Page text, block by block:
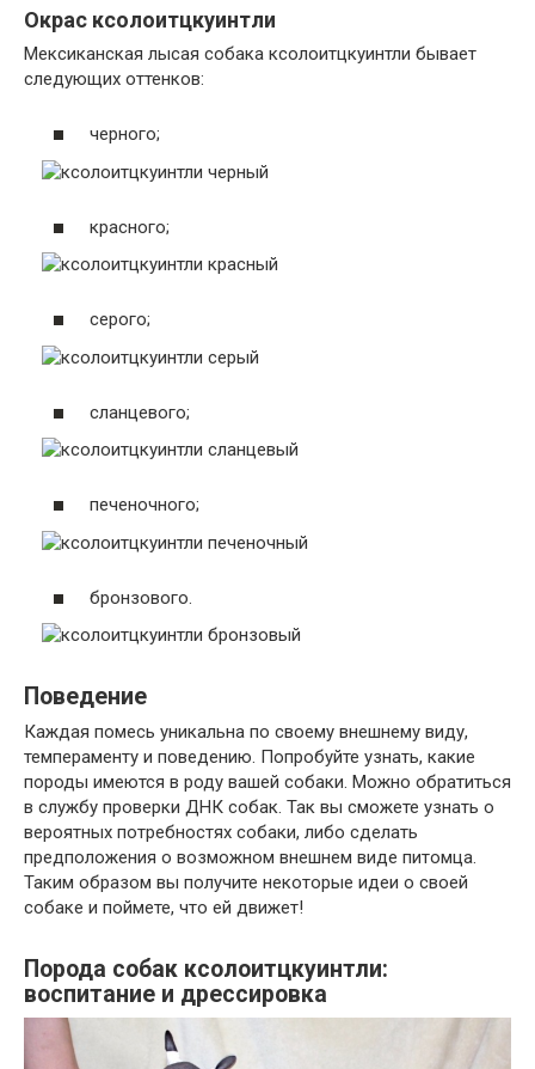
Окрас ксолоитцкуинтли
Мексиканская лысая собака ксолоитцкуинтли бывает
следующих оттенков:
черного;
красного;
серого;
сланцевого;
печеночного;
бронзового.
Поведение
Каждая помесь уникальна по своему внешнему виду,
темпераменту и поведению. Попробуйте узнать, какие
породы имеются в роду вашей собаки. Можно обратиться
в службу проверки ДНК собак. Так вы сможете узнать о
вероятных потребностях собаки, либо сделать
предположения о возможном внешнем виде питомца.
Таким образом вы получите некоторые идеи о своей
собаке и поймете, что ей движет!
Порода собак ксолоитцкуинтли:
воспитание и дрессировка